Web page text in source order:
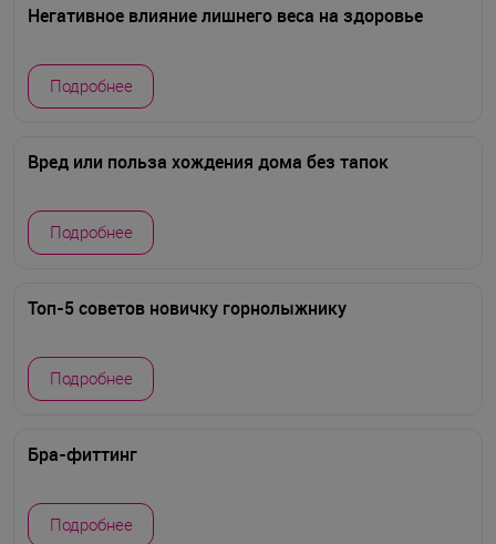
Негативное влияние лишнего веса на здоровье
Подробнее
Вред или польза хождения дома без тапок
Подробнее
Топ-5 советов новичку горнолыжнику
Подробнее
Бра-фиттинг
Подробнее